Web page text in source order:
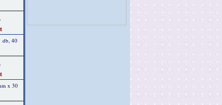
db, 40
x 30